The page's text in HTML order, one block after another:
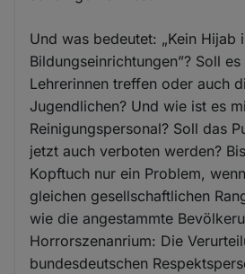
Und was bedeutet: „Kein Hijab
Bildungseinrichtungen”? Soll
Lehrerinnen treffen oder auch
Jugendlichen? Und wie ist es
Reinigungspersonal? Soll das
jetzt auch verboten werden?
Kopftuch nur ein Problem,
gleichen gesellschaftlichen
wie die angestammte
Horrorszenanrium: Die
bundesdeutschen